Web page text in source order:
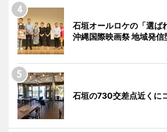
石垣オールロケの「選
沖縄国際映画祭 地域発信
石垣の730交差点近くに